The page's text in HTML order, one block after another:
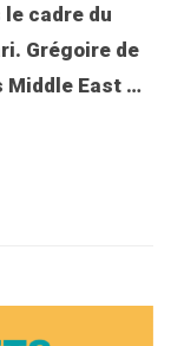
cadre du
Grégoire de
Middle East …